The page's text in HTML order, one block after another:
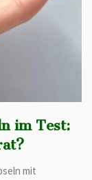
im Test:
mit